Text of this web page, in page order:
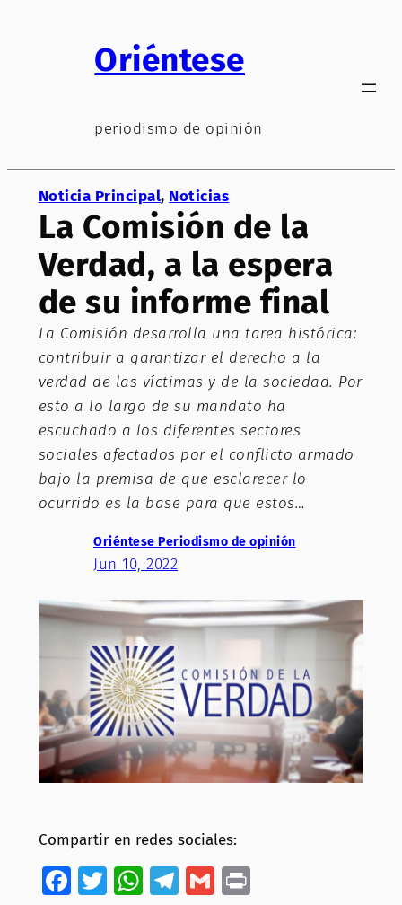
Oriéntese
periodismo de opinión
Noticia Principal, Noticias
La Comisión de la
Verdad, a la espera
de su informe final
La Comisión desarrolla una tarea histórica:
contribuir a garantizar el derecho a la
verdad de las víctimas y de la sociedad. Por
esto a lo largo de su mandato ha
escuchado a los diferentes sectores
sociales afectados por el conflicto armado
bajo la premisa de que esclarecer lo
ocurrido es la base para que estos…
Oriéntese Periodismo de opinión
Jun 10, 2022
Compartir en redes sociales:
Facebook
Twitter
WhatsApp
Telegram
Gmail